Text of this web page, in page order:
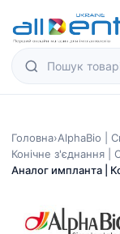
Головна›AlphaBio |
Конічне з'єднання |
Аналог импланта |